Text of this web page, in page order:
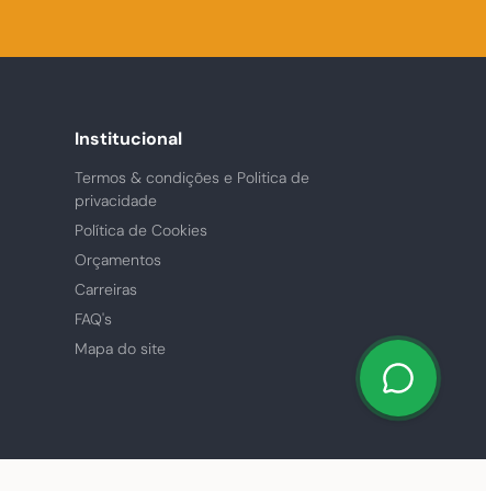
Institucional
Termos & condições e Politica de
privacidade
Política de Cookies
Orçamentos
Carreiras
FAQ's
Mapa do site